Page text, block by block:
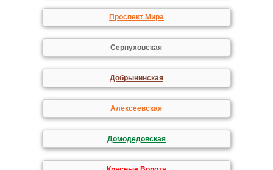
Проспект Мира
Серпуховская
Добрынинская
Алексеевская
Домодедовская